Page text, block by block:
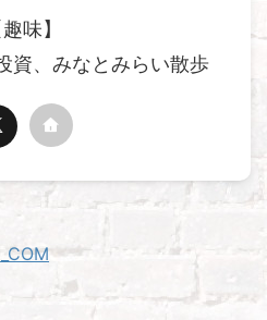
趣味】
資、みなとみらい散歩